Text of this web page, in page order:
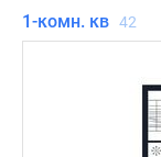
1-комн. кв 42